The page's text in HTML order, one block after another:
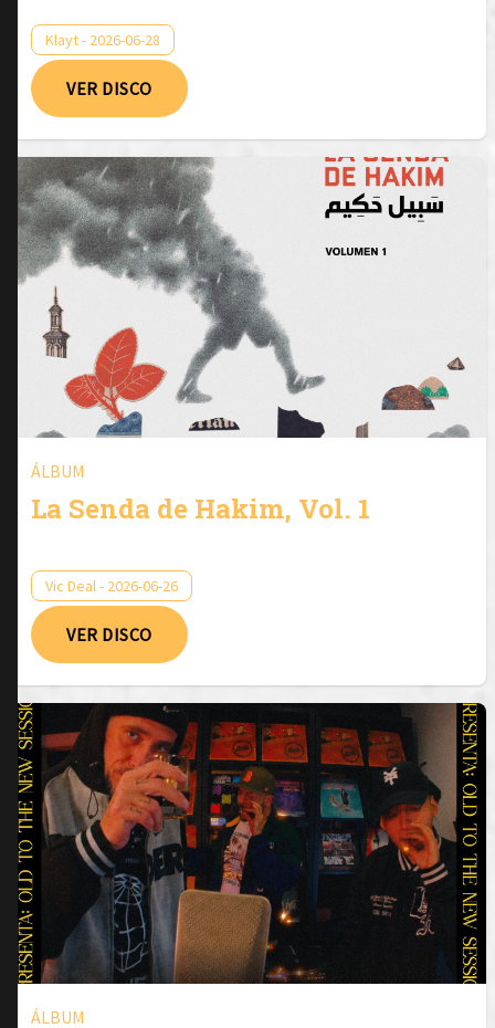
Klayt - 2026-06-28
VER DISCO
ÁLBUM
La Senda de Hakim, Vol. 1
Vic Deal - 2026-06-26
VER DISCO
ÁLBUM